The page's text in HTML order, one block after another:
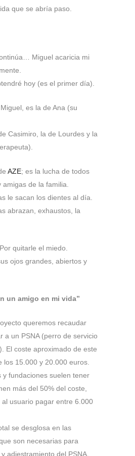
que se abría paso.
Miguel acaricia mi
hoy (es el primer día).
es la de Ana (su
Casimiro, la de Lourdes y la
AZE; es la lucha de todos
amigas de la familia.
le sacan los dientes al día.
abrazan, exhaustos, la
quitarle el miedo.
ojos grandes, abiertos y
un amigo en mi vida”
queremos recaudar
a un PSNA (perro de servicio
El coste aproximado de este
los 15.000 y 20.000 euros.
y fundaciones suelen tener
más del 50% del coste,
usuario pagar entre 6.000
se desglosa en las
son necesarias para
adiestramiento del PSNA.